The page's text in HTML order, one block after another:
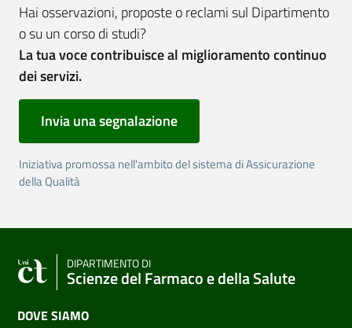
Hai osservazioni, proposte o reclami sul Dipartimento
o su un corso di studi?
La tua voce contribuisce al miglioramento continuo
dei servizi.
Invia una segnalazione
Iniziativa promossa nell'ambito del sistema di Assicurazione
della Qualità
DIPARTIMENTO DI
Scienze del Farmaco e della Salute
DOVE SIAMO